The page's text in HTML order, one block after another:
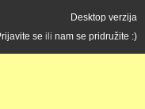
Desktop verzija
se ili nam se pridružite :)